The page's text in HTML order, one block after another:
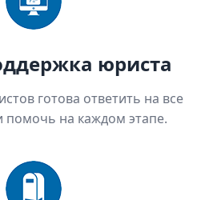
юриста
готова ответить на все
на каждом этапе.